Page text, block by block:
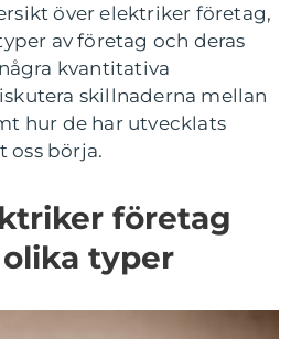
över elektriker företag,
av företag och deras
kvantitativa
skillnaderna mellan
hur de har utvecklats
oss börja.
företag
typer